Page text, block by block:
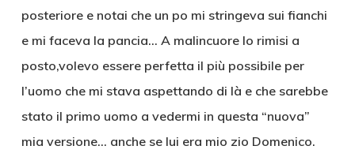
posteriore e notai che un po mi stringeva sui fianchi
e mi faceva la pancia… A malincuore lo rimisi a
posto,volevo essere perfetta il più possibile per
l’uomo che mi stava aspettando di là e che sarebbe
stato il primo uomo a vedermi in questa “nuova”
mia versione… anche se lui era mio zio Domenico.